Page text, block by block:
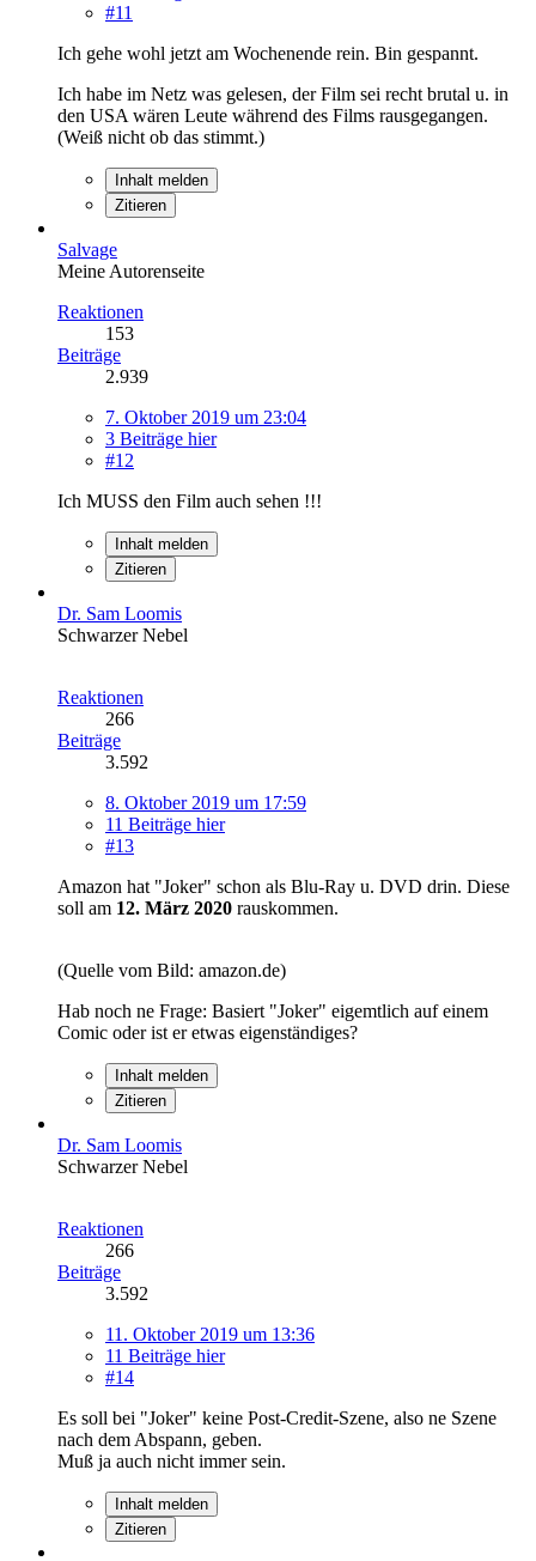
#11
Ich gehe wohl jetzt am Wochenende rein. Bin gespannt.
Ich habe im Netz was gelesen, der Film sei recht brutal u. in
den USA wären Leute während des Films rausgegangen.
(Weiß nicht ob das stimmt.)
Inhalt melden
Zitieren
Salvage
Meine Autorenseite
Reaktionen
153
Beiträge
2.939
7. Oktober 2019 um 23:04
3 Beiträge hier
#12
Ich MUSS den Film auch sehen !!!
Inhalt melden
Zitieren
Dr. Sam Loomis
Schwarzer Nebel
Reaktionen
266
Beiträge
3.592
8. Oktober 2019 um 17:59
11 Beiträge hier
#13
Amazon hat "Joker" schon als Blu-Ray u. DVD drin. Diese
soll am 12. März 2020 rauskommen.
(Quelle vom Bild: amazon.de)
Hab noch ne Frage: Basiert "Joker" eigemtlich auf einem
Comic oder ist er etwas eigenständiges?
Inhalt melden
Zitieren
Dr. Sam Loomis
Schwarzer Nebel
Reaktionen
266
Beiträge
3.592
11. Oktober 2019 um 13:36
11 Beiträge hier
#14
Es soll bei "Joker" keine Post-Credit-Szene, also ne Szene
nach dem Abspann, geben.
Muß ja auch nicht immer sein.
Inhalt melden
Zitieren